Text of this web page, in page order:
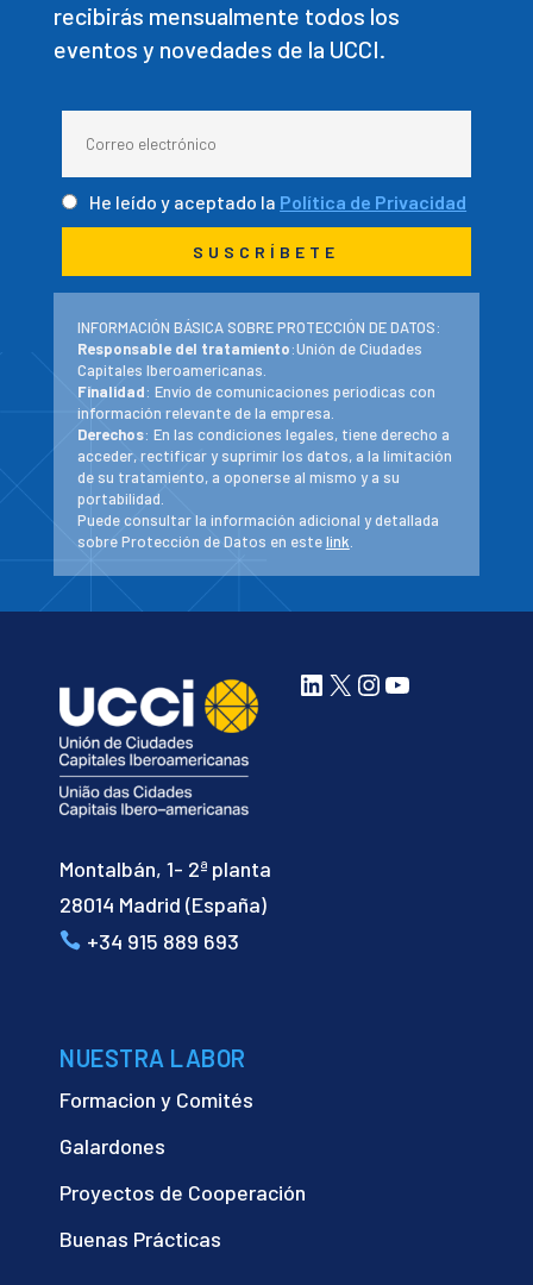
recibirás mensualmente todos los
eventos y novedades de la UCCI.
He leído y aceptado la Política de Privacidad
INFORMACIÓN BÁSICA SOBRE PROTECCIÓN DE DATOS:
Responsable del tratamiento:Unión de Ciudades
Capitales Iberoamericanas.
Finalidad: Envío de comunicaciones periodicas con
información relevante de la empresa.
Derechos: En las condiciones legales, tiene derecho a
acceder, rectificar y suprimir los datos, a la limitación
de su tratamiento, a oponerse al mismo y a su
portabilidad.
Puede consultar la información adicional y detallada
sobre Protección de Datos en estelink
Montalbán, 1- 2ª planta
28014 Madrid (España)
+34 915 889 693
LinkedIn
X Instagram
YouTube
NUESTRA LABOR
Formacion y Comités
Galardones
Proyectos de Cooperación
Buenas Prácticas